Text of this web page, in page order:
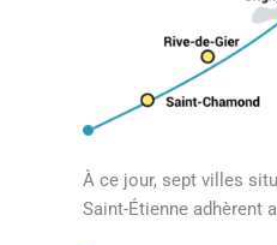
À ce jour, sept villes
Saint-Étienne adhèrent